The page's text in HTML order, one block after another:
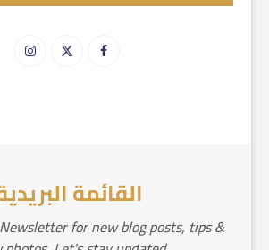
القائمة
for new blog posts, tips &